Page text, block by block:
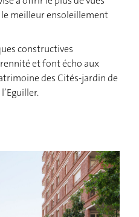
meilleur ensoleillement
constructives
et font écho aux
des Cités-jardin de